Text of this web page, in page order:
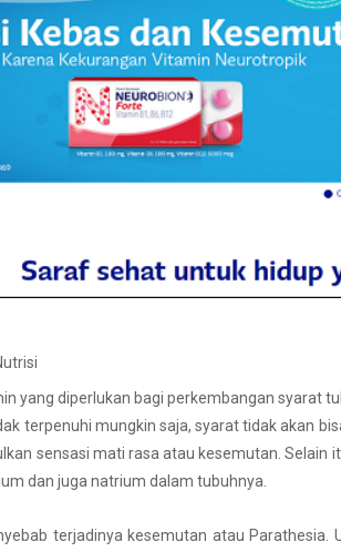
yang diperlukan bagi perkembangan syarat
terpenuhi mungkin saja, syarat tidak akan
sensasi mati rasa atau kesemutan. Selain
dan juga natrium dalam tubuhnya.
terjadinya kesemutan atau